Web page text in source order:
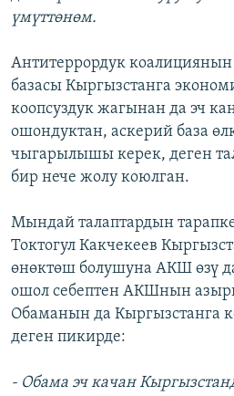
үмүттөнөм.
Антитеррордук коалициянын
базасы Кыргызстанга
коопсуздук жагынан да эч
ошондуктан, аскерий база
чыгарылышы керек, деген
бир нече жолу коюлган.
Мындай талаптардын
Токтогул Какчекеев
өнөктөш болушуна АКШ өзү
ошол себептен АКШнын
Обаманын да Кыргызстанга
деген пикирде:
- Обама эч качан